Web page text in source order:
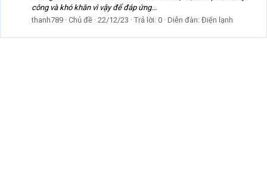
công và khó khăn vì vậy để đáp ứng...
thanh789 Chủ đề 22/12/23 Trả lời: 0 Diễn đàn: Điện lạnh